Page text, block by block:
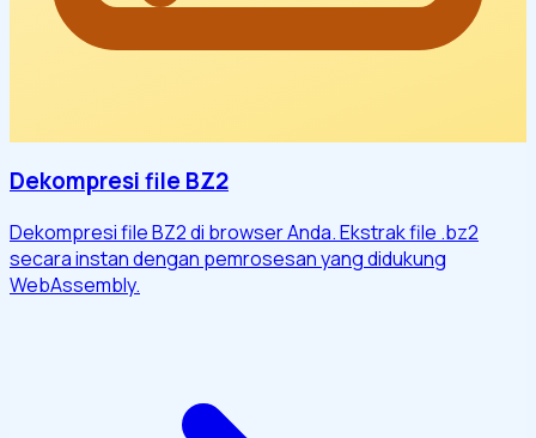
Dekompresi file BZ2
Dekompresi file BZ2 di browser Anda. Ekstrak file .bz2
secara instan dengan pemrosesan yang didukung
WebAssembly.